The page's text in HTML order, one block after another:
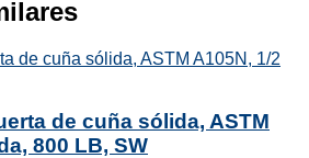
de cuña sólida, ASTM
800 LB, SW